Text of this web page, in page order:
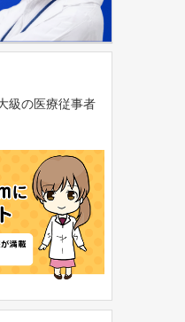
級の医療従事者